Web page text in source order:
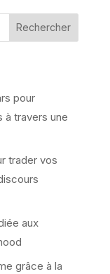
Rechercher
pour
à travers une
trader vos
aux
grâce à la